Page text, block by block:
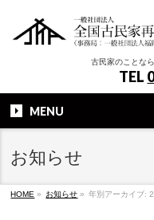
古民家のことな
TEL
MENU
お知らせ
HOME » お知らせ » 年別アーカイブ: